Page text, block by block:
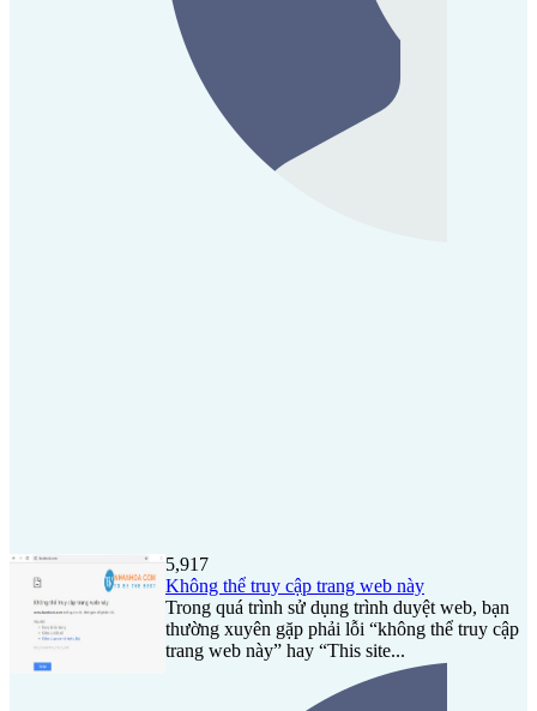
5,917
Không thể truy cập trang web này
Trong quá trình sử dụng trình duyệt web, bạn
thường xuyên gặp phải lỗi “không thể truy cập
trang web này” hay “This site...